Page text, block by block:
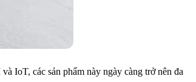
IoT, các sản phẩm này ngày càng trở nên đa